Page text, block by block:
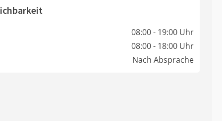
08:00 - 19:00 Uhr
08:00 - 18:00 Uhr
Nach Absprache